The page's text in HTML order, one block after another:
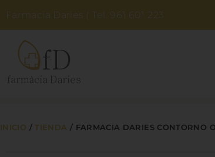
Farmacia Daries | Tel. 961 601 223
DERMOCOSMÉTICA
INICIO /TIENDA / FARMACIA DARIES CONTORNO